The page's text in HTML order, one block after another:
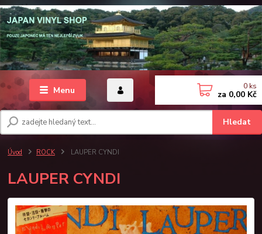
Menu
Hledat
0 ks
za 0,00 Kč
Úvod ROCK LAUPER CYNDI
LAUPER CYNDI